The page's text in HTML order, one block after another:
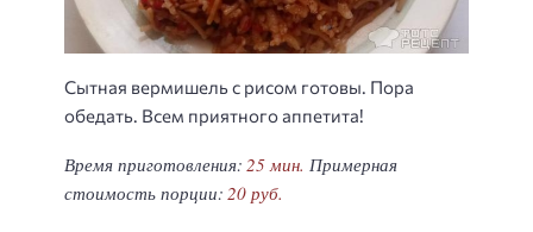
Сытная вермишель с рисом готовы. Пора
обедать. Всем приятного аппетита!
Время приготовления: 25 мин. Примерная
стоимость порции: 20 руб.